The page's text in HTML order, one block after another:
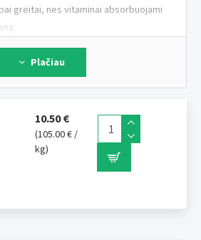
10.50 €
(105.00 € /
kg)
greitai, nes vitaminai absorbuojami
greitai įsisavinamas, gerai
jie ypač reikalingi stresinėse
dresavimas, varžybos,
pervežimas ir kitos stresinės
Plačiau